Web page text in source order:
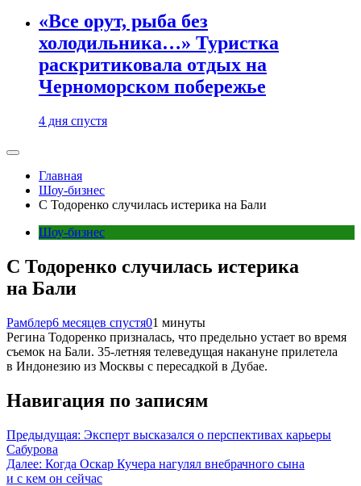
«Все орут, рыба без
холодильника…» Туристка
раскритиковала отдых на
Черноморском побережье
4 дня спустя
Главная
Шоу-бизнес
С Тодоренко случилась истерика на Бали
Шоу-бизнес
С Тодоренко случилась истерика
на Бали
Рамблер6 месяцев спустя01 минуты
Регина Тодоренко призналась, что предельно устает во время
съемок на Бали. 35-летняя телеведущая накануне прилетела
в Индонезию из Москвы с пересадкой в Дубае.
Навигация по записям
Предыдущая: Эксперт высказался о перспективах карьеры
Сабурова
Далее: Когда Оскар Кучера нагулял внебрачного сына
и с кем он сейчас